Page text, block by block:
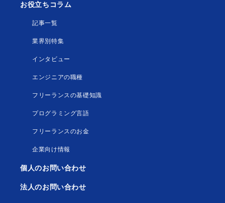
お役立ちコラム
記事一覧
業界別特集
インタビュー
エンジニアの職種
フリーランスの基礎知識
プログラミング言語
フリーランスのお金
企業向け情報
個人のお問い合わせ
法人のお問い合わせ